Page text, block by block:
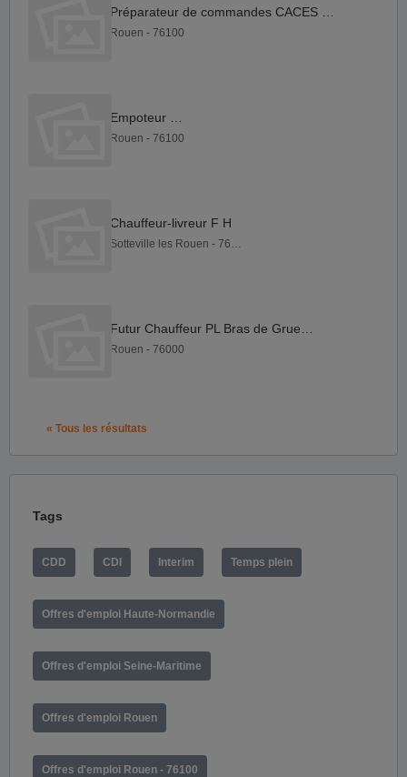
Rouen - 76100
Rouen - 76100
Chauffeur-livreur F H
Sotteville les Rouen - 76300
Rouen - 76000
« Tous les résultats
Tags
CDD CDI Interim Temps plein
Offres d'emploi Haute-Normandie
Offres d'emploi Seine-Maritime
Offres d'emploi Rouen
Offres d'emploi Rouen - 76100